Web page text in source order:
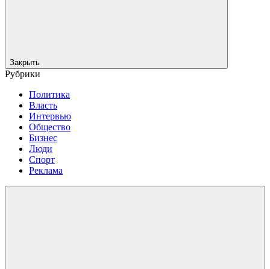
Закрыть
Рубрики
Политика
Власть
Интервью
Общество
Бизнес
Люди
Спорт
Реклама